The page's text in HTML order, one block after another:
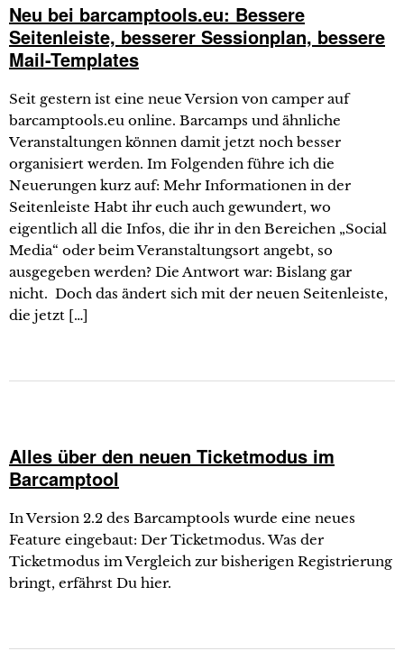
Neu bei barcamptools.eu: Bessere
Seitenleiste, besserer Sessionplan, bessere
Mail-Templates
Seit gestern ist eine neue Version von camper auf
barcamptools.eu online. Barcamps und ähnliche
Veranstaltungen können damit jetzt noch besser
organisiert werden. Im Folgenden führe ich die
Neuerungen kurz auf: Mehr Informationen in der
Seitenleiste Habt ihr euch auch gewundert, wo
eigentlich all die Infos, die ihr in den Bereichen „Social
Media“ oder beim Veranstaltungsort angebt, so
ausgegeben werden? Die Antwort war: Bislang gar
nicht. Doch das ändert sich mit der neuen Seitenleiste,
die jetzt […]
Alles über den neuen Ticketmodus im
Barcamptool
In Version 2.2 des Barcamptools wurde eine neues
Feature eingebaut: Der Ticketmodus. Was der
Ticketmodus im Vergleich zur bisherigen Registrierung
bringt, erfährst Du hier.